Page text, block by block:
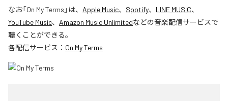
なお「On My Terms 」は、 Apple Music、 Spotify、 LINE MUSIC、
YouTube Music、 Amazon Music Unlimitedなどの音楽配信サービスで
聴くことができる。
各配信サービス： On My Terms